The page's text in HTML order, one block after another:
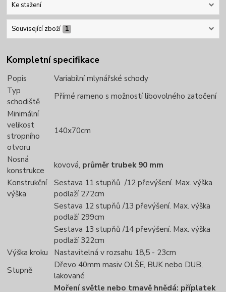
Ke stažení
Související zboží 1
Kompletní specifikace
Popis
Variabilní mlynářské schody
Typ
schodiště
Přímé rameno s možností libovolného zatočení
Minimální
velikost
stropního
otvoru
140x70cm
Nosná
konstrukce
kovová, průměr trubek 90 mm
Konstrukční
výška
Sestava 11 stupňů /12 převýšení. Max. výška
podlaží 272cm
Sestava 12 stupňů /13 převýšení. Max. výška
podlaží 299cm
Sestava 13 stupňů /14 převýšení. Max. výška
podlaží 322cm
Výška kroku
Nastavitelná v rozsahu 18,5 - 23cm
Stupně
Dřevo 40mm masiv OLŠE, BUK nebo DUB,
lakované
Moření světle nebo tmavě hnědá: příplatek